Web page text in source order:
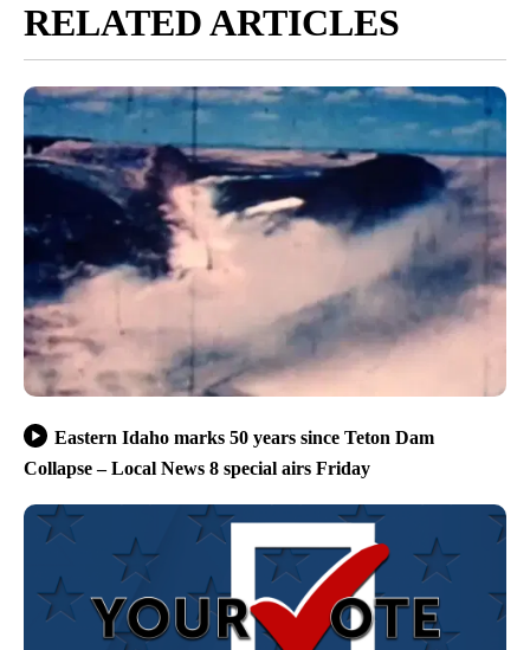
RELATED ARTICLES
Eastern Idaho marks 50 years since Teton Dam
Collapse – Local News 8 special airs Friday